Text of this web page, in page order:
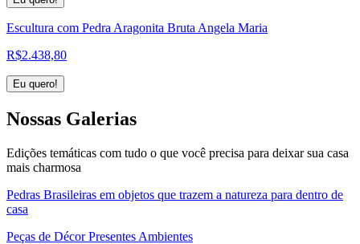
Escultura com Pedra Aragonita Bruta Angela Maria
R$2.438,80
Eu quero!
Nossas Galerias
Edições temáticas com tudo o que você precisa para deixar sua casa
mais charmosa
Pedras Brasileiras em objetos que trazem a natureza para dentro de
casa
Peças de Décor Presentes Ambientes